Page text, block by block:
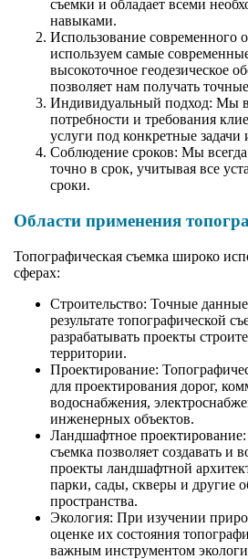
съемки и обладает всеми
навыками.
Использование современного
используем самые
высокоточное геодезическое
позволяет нам получать
Индивидуальный подход: Мы
потребности и требования
услуги под конкретные задачи
Соблюдение сроков: Мы
точно в срок, учитывая все
сроки.
Области применения
Топографическая съемка широко
сферах:
Строительство: Точные
результате топографической
разрабатывать проекты
территории.
Проектирование:
для проектирования дорог,
водоснабжения,
инженерных объектов.
Ландшафтное
съемка позволяет создавать и
проекты ландшафтной
парки, сады, скверы и другие
пространства.
Экология: При изучении
оценке их состояния
важным инструментом